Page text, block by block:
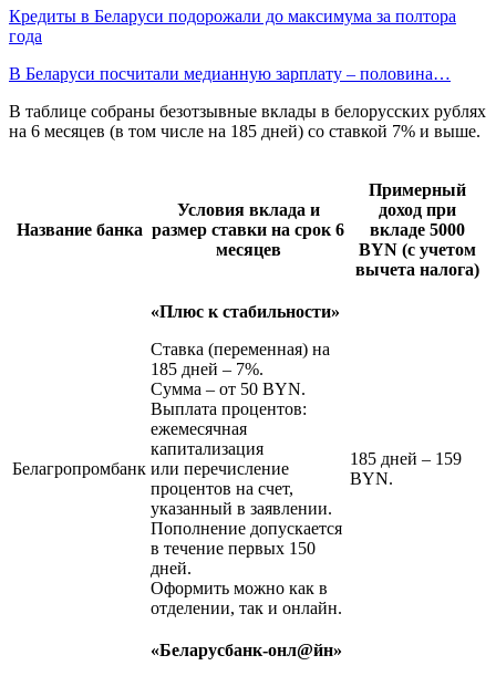
Кредиты в Беларуси подорожали до максимума за полтора
года
В Беларуси посчитали медианную зарплату – половина…
В таблице собраны безотзывные вклады в белорусских рублях
на 6 месяцев (в том числе на 185 дней) со ставкой 7% и выше.
Название банка
Условия вклада и
размер ставки на срок 6
месяцев
Примерный
доход при
вкладе 5000
BYN (с учетом
вычета налога)
Белагропромбанк
«Плюс к стабильности»
Ставка (переменная) на
185 дней – 7%.
Сумма – от 50 BYN.
Выплата процентов:
ежемесячная
капитализация
или перечисление
процентов на счет,
указанный в заявлении.
Пополнение допускается
в течение первых 150
дней.
Оформить можно как в
отделении, так и онлайн.
185 дней – 159
BYN.
«Беларусбанк-онл@йн»